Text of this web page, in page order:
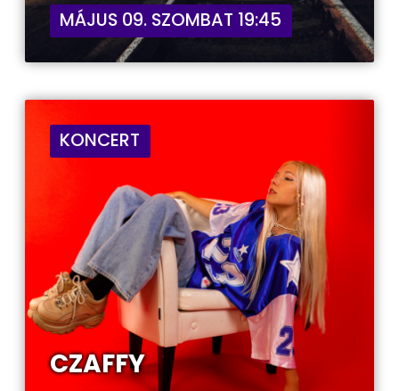
MÁJUS 09. SZOMBAT 19:45
KONCERT
CZAFFY